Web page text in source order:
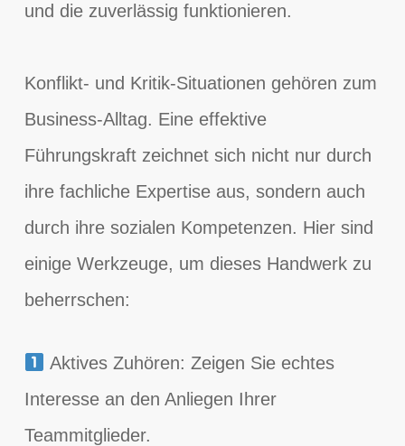
und die zuverlässig funktionieren.
Konflikt- und Kritik-Situationen gehören zum
Business-Alltag. Eine effektive
Führungskraft zeichnet sich nicht nur durch
ihre fachliche Expertise aus, sondern auch
durch ihre sozialen Kompetenzen. Hier sind
einige Werkzeuge, um dieses Handwerk zu
beherrschen:
Aktives Zuhören: Zeigen Sie echtes
Interesse an den Anliegen Ihrer
Teammitglieder.